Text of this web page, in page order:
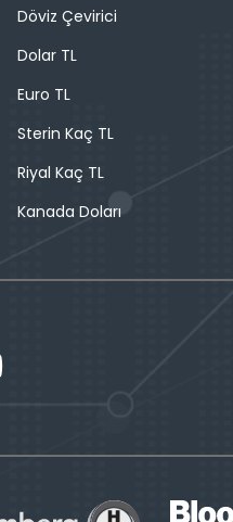
Döviz Çevirici
Dolar TL
Euro TL
Sterin Kaç TL
Riyal Kaç TL
Kanada Doları